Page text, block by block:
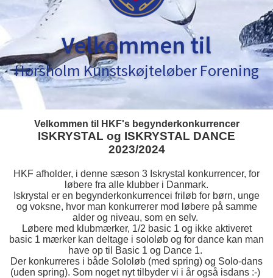
Velkommen til
Hørsholm Kunstskøjteløber Forening
Velkommen til HKF's begynderkonkurrencer
ISKRYSTAL og ISKRYSTAL DANCE
2023/2024
HKF afholder, i denne sæson 3 Iskrystal konkurrencer, for
løbere fra alle klubber i Danmark.
Iskrystal er en begynderkonkurrencei friløb for børn, unge
og voksne, hvor man konkurrerer mod løbere på samme
alder og niveau, som en selv.
Løbere med klubmærker, 1/2 basic 1 og ikke aktiveret
basic 1 mærker kan deltage i sololøb og for dance kan man
have op til Basic 1 og Dance 1.
Der konkurreres i både Sololøb (med spring) og Solo-dans
(uden spring). Som noget nyt tilbyder vi i år også isdans :-)